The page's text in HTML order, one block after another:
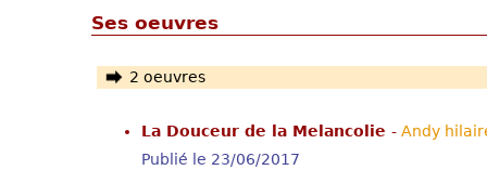
Ses oeuvres
2 oeuvres
La Douceur de la Melancolie - Andy
Publié le 23/06/2017